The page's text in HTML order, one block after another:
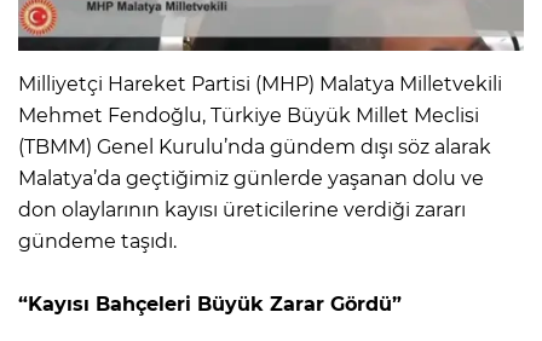
Milliyetçi Hareket Partisi (MHP) Malatya Milletvekili
Mehmet Fendoğlu, Türkiye Büyük Millet Meclisi
(TBMM) Genel Kurulu’nda gündem dışı söz alarak
Malatya’da geçtiğimiz günlerde yaşanan dolu ve
don olaylarının kayısı üreticilerine verdiği zararı
gündeme taşıdı.
“Kayısı Bahçeleri Büyük Zarar Gördü”